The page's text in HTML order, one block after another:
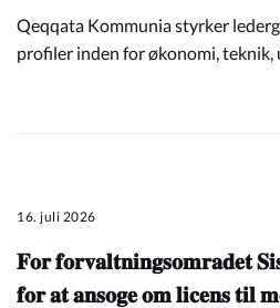
Qeqqata Kommunia styrker
profiler inden for økonomi, teknik,
16. juli 2026
𝐅𝐨𝐫 𝐟𝐨𝐫𝐯𝐚𝐥𝐭𝐧𝐢𝐧𝐠𝐬𝐨𝐦𝐫𝐚𝐝𝐞𝐭
𝐟𝐨𝐫 𝐚𝐭 𝐚𝐧𝐬𝐨𝐠𝐞 𝐨𝐦 𝐥𝐢𝐜𝐞𝐧𝐬 𝐭𝐢𝐥